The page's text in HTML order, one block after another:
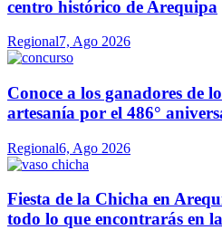
centro histórico de Arequipa
Regional7, Ago 2026
Conoce a los ganadores de
artesanía por el 486°
Regional6, Ago 2026
Fiesta de la Chicha en
todo lo que encontrarás en